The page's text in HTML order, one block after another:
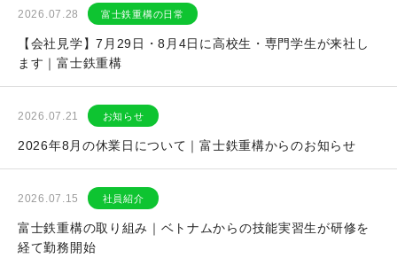
2026.07.28 富士鉄重構の日常
【会社見学】7月29日・8月4日に高校生・専門学生が来社し
ます｜富士鉄重構
2026.07.21 お知らせ
2026年8月の休業日について｜富士鉄重構からのお知らせ
2026.07.15 社員紹介
富士鉄重構の取り組み｜ベトナムからの技能実習生が研修を
経て勤務開始